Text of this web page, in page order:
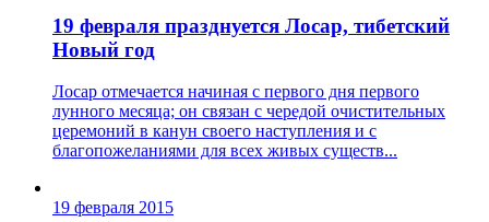
19 февраля празднуется Лосар, тибетский
Новый год
Лосар отмечается начиная с первого дня первого
лунного месяца; он связан с чередой очистительных
церемоний в канун своего наступления и с
благопожеланиями для всех живых существ...
19 февраля 2015